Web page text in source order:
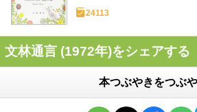
24113
文林通言 (1972年)をシェアする
本つぶやきをつぶや